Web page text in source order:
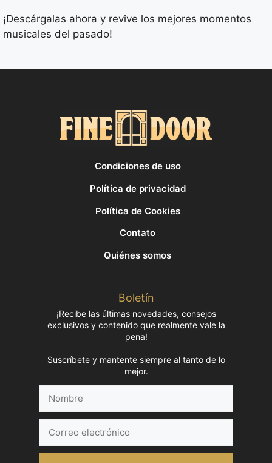
¡Descárgalas ahora y revive los mejores momentos
musicales del pasado!
Condiciones de uso
Política de privacidad
Política de Cookies
Contato
Quiénes somos
Boletín
¡Recibe las últimas novedades, consejos
exclusivos y contenido que realmente vale la
pena!
Suscríbete y mantente siempre al tanto de lo
mejor.
electrónico